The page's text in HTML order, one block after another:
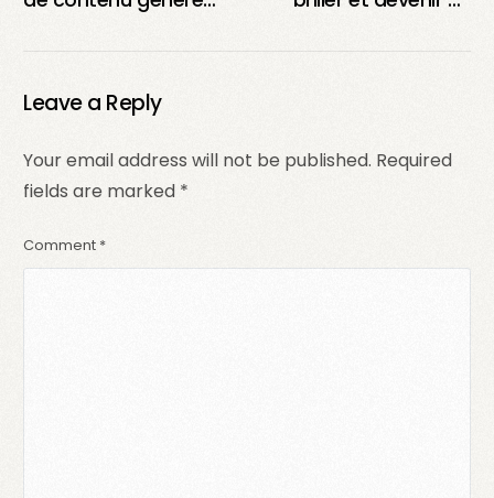
(UGC) ?
?
Leave a Reply
Your email address will not be published. Required
fields are marked *
Comment *